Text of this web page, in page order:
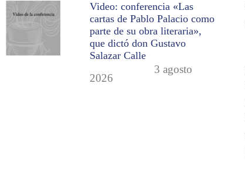
Video: conferencia «Las
cartas de Pablo Palacio como
parte de su obra literaria»,
que dictó don Gustavo
Salazar Calle
3 agosto
2026